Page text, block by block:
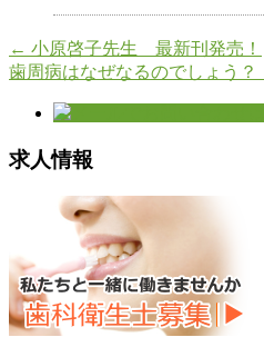
← 小原啓子先生 最新刊発売！
歯周病はなぜなるのでしょう？
求人情報